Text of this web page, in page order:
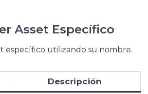
Asset Específico
específico utilizando su nombre.
Descripción